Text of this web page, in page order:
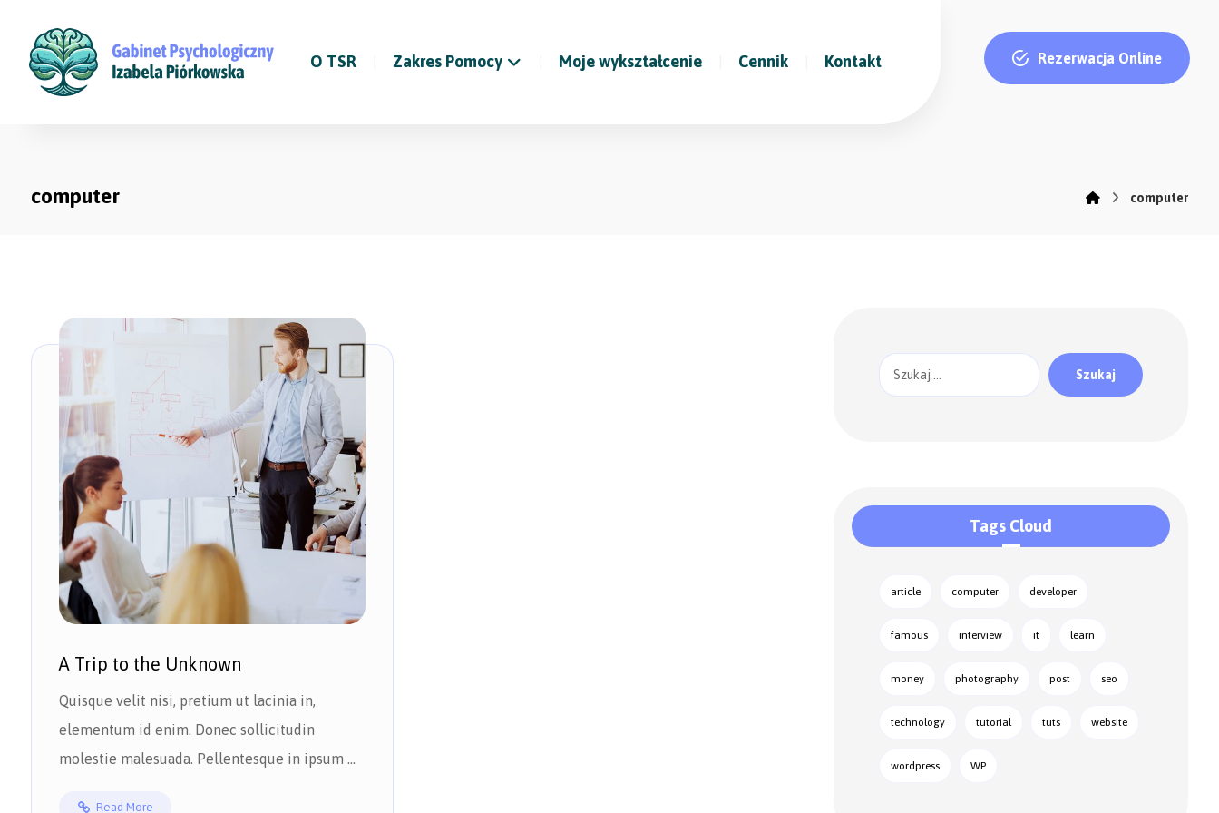
O TSR Zakres Pomocy Moje wykształcenie Cennik Kontakt Rezerwacja Online
computer computer
A Trip to the Unknown
Quisque velit nisi, pretium ut lacinia in,
elementum id enim. Donec sollicitudin
molestie malesuada. Pellentesque in ipsum ...
Read More
Szukaj
Tags Cloud
article computer developer
famous interview it learn
money photography post seo
technology tutorial tuts website
wordpress WP